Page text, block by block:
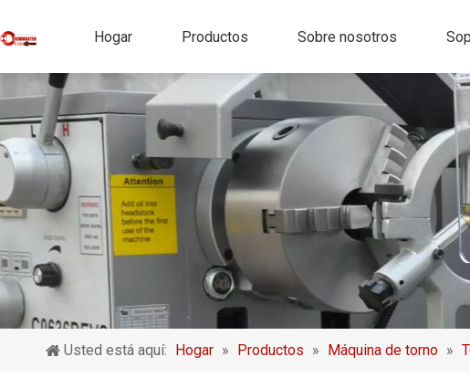
Hogar Productos Sobre nosotros
Usted está aquí: Hogar » Productos » Máquina de torno »